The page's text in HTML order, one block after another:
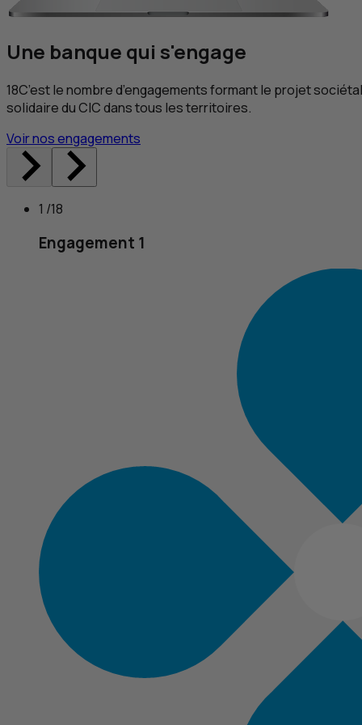
Une banque qui s'engage
18C’est le nombre d’engagements formant le projet
solidaire duCICdans tous les territoires.
Voir nos engagements
1 /18
Engagement 1